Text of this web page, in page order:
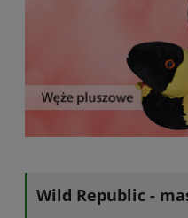
Wild Republic -